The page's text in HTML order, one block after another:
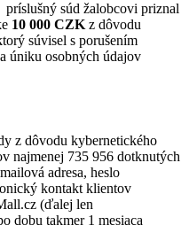
príslušný súd žalobcovi priznal
10 000 CZK z dôvodu
súvisel s porušením
úniku osobných údajov
z dôvodu kybernetického
najmenej 735 956 dotknutých
adresa, heslo
kontakt klientov
(ďalej len
dobu takmer 1 mesiaca